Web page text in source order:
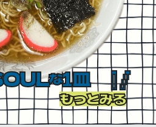
な1皿
もっとみる